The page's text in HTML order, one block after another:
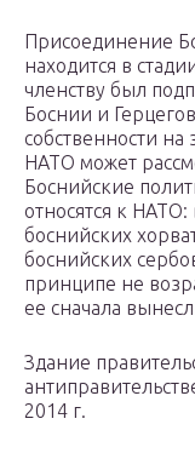
Присоединение
находится в
членству был
Боснии и
собственности
НАТО может
Боснийские
относятся к
боснийских
боснийских
принципе не
ее сначала
Здание
2014 г.